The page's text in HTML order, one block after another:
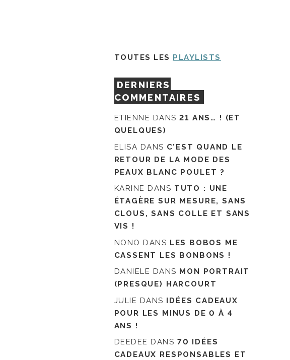
TOUTES LES PLAYLISTS
DERNIERS
COMMENTAIRES
ETIENNE DANS21 ANS… ! (ET
QUELQUES)
ELISA DANS C’EST QUAND LE
RETOUR DE LA MODE DES
PEAUX BLANC POULET ?
KARINE DANS TUTO : UNE
ÉTAGÈRE SUR MESURE, SANS
CLOUS, SANS COLLE ET SANS
VIS !
NONO DANS LES BOBOS ME
CASSENT LES BONBONS !
DANIELE DANS MON PORTRAIT
(PRESQUE) HARCOURT
JULIE DANS IDÉES CADEAUX
POUR LES MINUS DE 0 À 4
ANS !
DEEDEE DANS 70 IDÉES
CADEAUX RESPONSABLES ET